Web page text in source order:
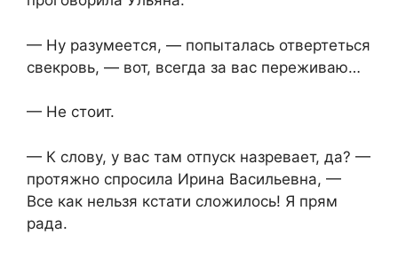
— Ну разумеется, — попыталась отвертеться
свекровь, — вот, всегда за вас переживаю…
— Не стоит.
— К слову, у вас там отпуск назревает, да? —
протяжно спросила Ирина Васильевна, —
Все как нельзя кстати сложилось! Я прям
рада.